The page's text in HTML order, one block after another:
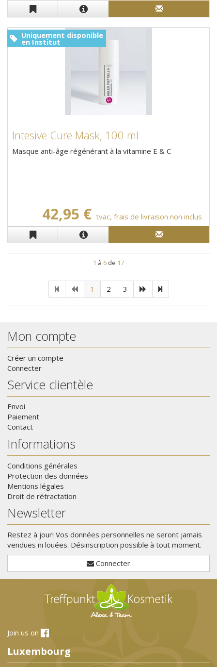
Intesive Cure Mask, 100 ml
Masque anti-âge régénérant à la vitamine E & C
42,95 € tvac, frais de livraison non inclus
Uniquement disponible
en Institut
1 à 6 de 17
1 2 3
Mon compte
Créer un compte
Connecter
Service clientèle
Envoi
Paiement
Contact
Informations
Conditions générales
Protection des données
Mentions légales
Droit de rétractation
Newsletter
Restez à jour! Vos données personnelles ne seront jamais
vendues ni louées. Désinscription possible à tout moment.
Connecter
Join us on
Luxembourg